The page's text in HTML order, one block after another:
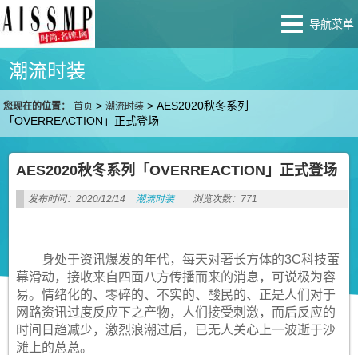
导航菜单
潮流时装
您现在的位置： 首页 >潮流时装 >AES2020秋冬系列
「OVERREACTION」正式登场
AES2020秋冬系列「OVERREACTION」正式登场
发布时间：2020/12/14 潮流时装 浏览次数：771
身处于资讯爆发的年代，每天对著长方体的3C科技萤
幕滑动，接收来自四面八方传播而来的消息，可说极为容
易。情绪化的、零碎的、不实的、酸民的、正是人们对于
网路资讯过度反应下之产物，人们接受刺激，而后反应的
时间日趋减少，激烈浪潮过后，已无人关心上一波逝于沙
滩上的总总。